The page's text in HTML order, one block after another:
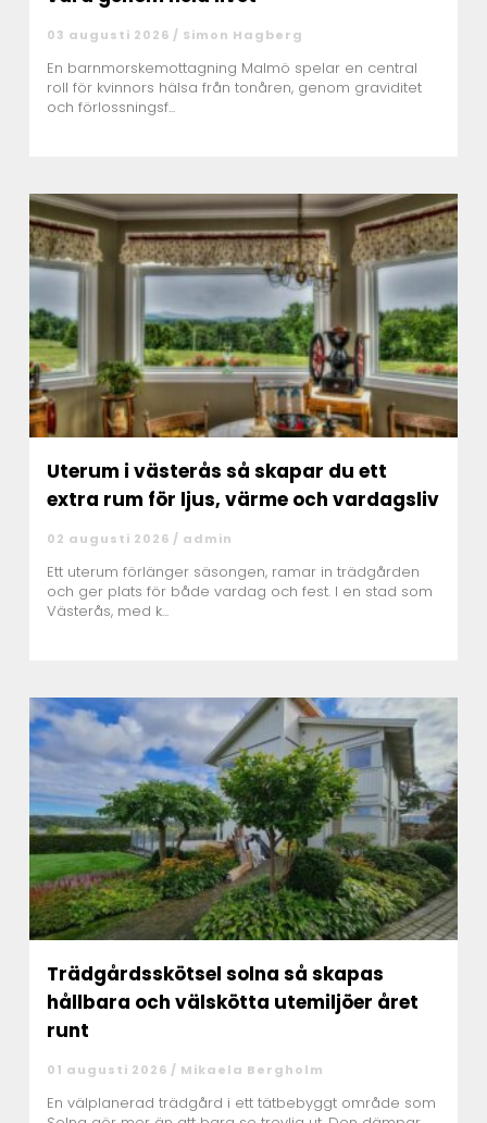
03 augusti 2026 / Simon Hagberg
En barnmorskemottagning Malmö spelar en central
roll för kvinnors hälsa från tonåren, genom graviditet
och förlossningsf...
Uterum i västerås så skapar du ett
extra rum för ljus, värme och vardagsliv
02 augusti 2026 / admin
Ett uterum förlänger säsongen, ramar in trädgården
och ger plats för både vardag och fest. I en stad som
Västerås, med k...
Trädgårdsskötsel solna så skapas
hållbara och välskötta utemiljöer året
runt
01 augusti 2026 / Mikaela Bergholm
En välplanerad trädgård i ett tätbebyggt område som